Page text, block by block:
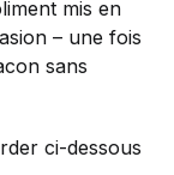
mis en
– une fois
sans
ci-dessous